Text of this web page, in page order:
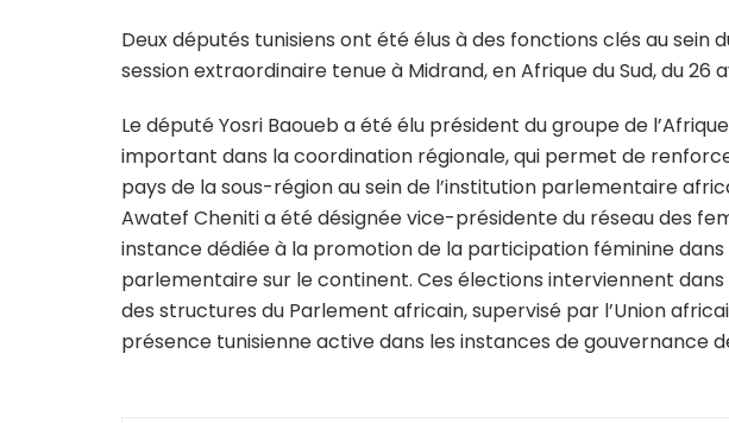
Deux députés tunisiens ont été élus à des fonctions clés au sein
session extraordinaire tenue à Midrand, en Afrique du Sud, du 26
Le député Yosri Baoueb a été élu président du groupe de
important dans la coordination régionale, qui permet de
pays de la sous-région au sein de l’institution parlementaire
Awatef Cheniti a été désignée vice-présidente du réseau des
instance dédiée à la promotion de la participation féminine
parlementaire sur le continent. Ces élections interviennent
des structures du Parlement africain, supervisé par l’Union
présence tunisienne active dans les instances de gouvernance